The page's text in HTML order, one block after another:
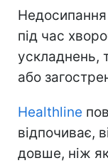
Недосипання
під час
ускладнень,
або
Healthline
відпочиває,
довше, ніж